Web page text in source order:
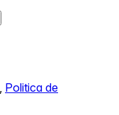
Politica de